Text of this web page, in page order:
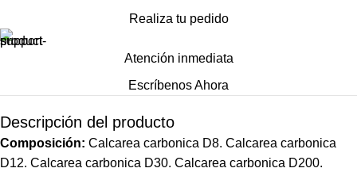
Realiza tu pedido
Atención inmediata
Escríbenos Ahora
Descripción del producto
Composición: Calcarea carbonica D8. Calcarea carbonica
D12. Calcarea carbonica D30. Calcarea carbonica D200.